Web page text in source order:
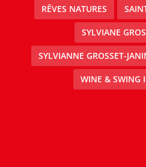
RÊVES NATURES
SYLVIANE
SYLVIANNE GROSSET-
WINE & SWING